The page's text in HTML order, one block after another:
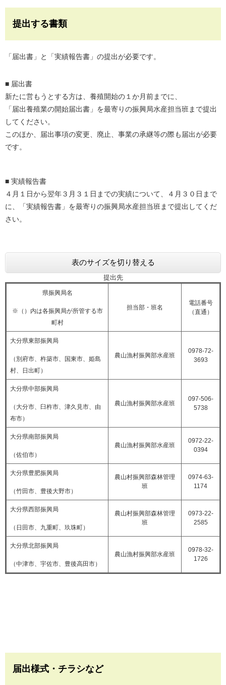
提出する書類
「届出書」と「実績報告書」の提出が必要です。
■ 届出書
新たに営もうとする方は、養殖開始の１か月前までに、
「届出養殖業の開始届出書」を最寄りの振興局水産担当班まで提出
してください。
このほか、届出事項の変更、廃止、事業の承継等の際も届出が必要
です。
■ 実績報告書
４月１日から翌年３月３１日までの実績について、４月３０日まで
に、「実績報告書」を最寄りの振興局水産担当班まで提出してくだ
さい。
表のサイズを切り替える
提出先
県振興局名
※（）内は各振興局が所管する市
町村
担当部・班名
電話番号
（直通）
大分県東部振興局
（別府市、杵築市、国東市、姫島
村、日出町）
農山漁村振興部水産班
0978-72-
3693
大分県中部振興局
（大分市、臼杵市、津久見市、由
布市）
農山漁村振興部水産班
097-506-
5738
大分県南部振興局
（佐伯市）
農山漁村振興部水産班
0972-22-
0394
大分県豊肥振興局
（竹田市、豊後大野市）
農山村振興部森林管理
班
0974-63-
1174
大分県西部振興局
（日田市、九重町、玖珠町）
農山村振興部森林管理
班
0973-22-
2585
大分県北部振興局
（中津市、宇佐市、豊後高田市）
農山漁村振興部水産班
0978-32-
1726
届出様式・チラシなど